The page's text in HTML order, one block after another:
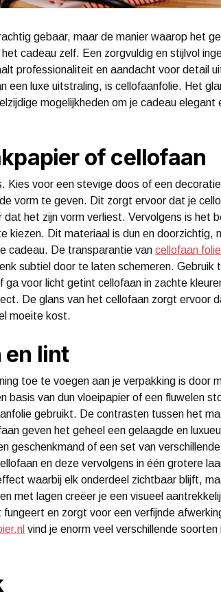
gebaar, maar de manier waarop het
cadeau zelf. Een zorgvuldig en stijlvol
professionaliteit en aandacht voor detail
een luxe uitstraling, is cellofaanfolie. Het
mogelijkheden om je cadeau elegant
of cellofaan
Kies voor een stevige doos of een
vorm te geven. Dit zorgt ervoor dat je
het zijn vorm verliest. Vervolgens is het
kiezen. Dit materiaal is dun en doorzichtig,
cadeau. De transparantie van cellofaan folie
subtiel door te laten schemeren. Gebruik
voor licht getint cellofaan in zachte
De glans van het cellofaan zorgt ervoor
moeite kost.
en lint
toe te voegen aan je verpakking is door
basis van dun vloeipapier of een fluwelen
gebruikt. De contrasten tussen het
geven het geheel een gelaagde en
geschenkmand of een set van
en deze vervolgens in één grotere
waarbij elk onderdeel zichtbaar blijft,
met lagen creëer je een visueel
en zorgt voor een verfijnde
vind je enorm veel verschillende soorten